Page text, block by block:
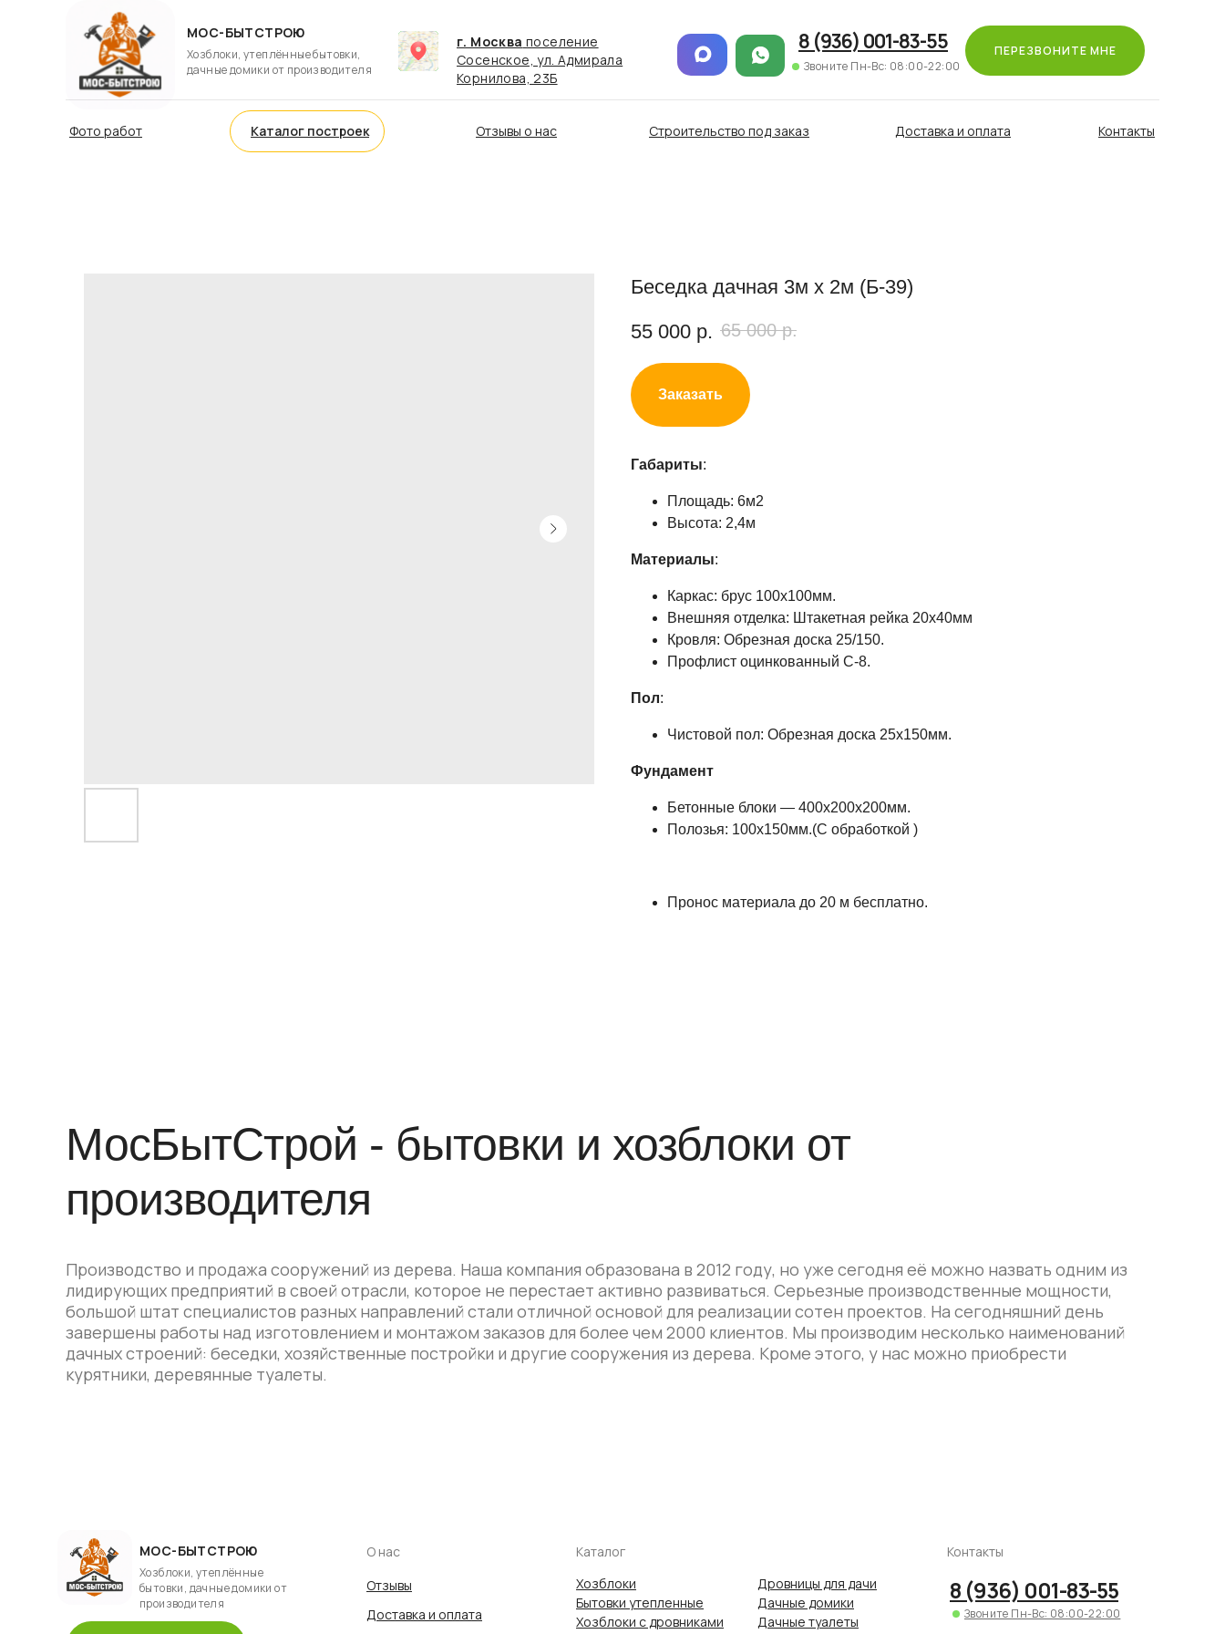
г. Москва поселение
Сосенское, ул. Адмирала
Корнилова, 23Б
МОС-БЫТСТРОЮ
Хозблоки, утеплённые бытовки,
дачные домики от производителя
ПЕРЕЗВОНИТЕ МНЕ
Каталог построек Контакты
Доставка и оплата
Строительство под заказ
Отзывы о нас
Фото работ
8 (936) 001-83-55
Звоните Пн-Вс: 08:00-22:00
Беседка дачная 3м х 2м (Б-39)
55 000 р. 65 000 р.
Заказать
Габариты:
Площадь: 6м2
Высота: 2,4м
Материалы:
Каркас: брус 100х100мм.
Внешняя отделка: Штакетная рейка 20х40мм
Кровля: Обрезная доска 25/150.
Профлист оцинкованный С-8.
Пол:
Чистовой пол: Обрезная доска 25х150мм.
Фундамент
Бетонные блоки — 400х200х200мм.
Полозья: 100х150мм.(С обработкой )
Пронос материала до 20 м бесплатно.
МосБытСтрой - бытовки и хозблоки от
производителя
Производство и продажа сооружений из дерева. Наша компания образована в 2012 году, но уже сегодня её можно назвать одним из
лидирующих предприятий в своей отрасли, которое не перестает активно развиваться. Серьезные производственные мощности,
большой штат специалистов разных направлений стали отличной основой для реализации сотен проектов. На сегодняшний день
завершены работы над изготовлением и монтажом заказов для более чем 2000 клиентов. Мы производим несколько наименований
дачных строений: беседки, хозяйственные постройки и другие сооружения из дерева. Кроме этого, у нас можно приобрести
курятники, деревянные туалеты.
МОС-БЫТСТРОЮ
Хозблоки, утеплённые
бытовки, дачные домики от
производителя
8 (936) 001-83-55
Звоните Пн-Вс: 08:00-22:00
Контакты
Каталог
Хозблоки
Бытовки утепленные
Хозблоки с дровниками
Дровницы для дачи
Дачные домики
Дачные туалеты
О нас
Доставка и оплата
Отзывы